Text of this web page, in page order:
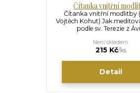
Čítanka vnitřní
Čítanka vnitřní modlitby
Vojtěch Kohut) Jak
podle sv. Terezie z
215 Kč/ks
Není skladem
Detail